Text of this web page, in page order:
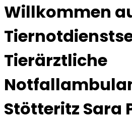
Willkommen
Tierärztliche
Stötteritz Sara